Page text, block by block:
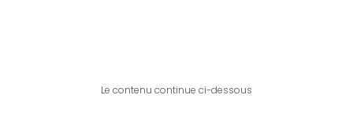
Le contenu continue ci-dessous